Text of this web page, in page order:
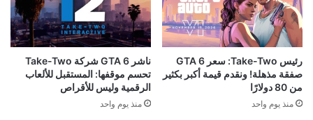
رئيس Take-Two: سعر GTA 6
صفقة مذهلة! ونقدم قيمة أكبر بكثير
من 80 دولارًا
منذ يوم واحد
ناشر GTA 6 شركة Take-Two
تحسم موقفها: المستقبل للألعاب
الرقمية وليس للأقراص
منذ يوم واحد